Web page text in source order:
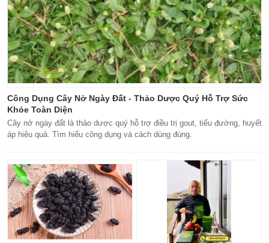
Công Dụng Cây Nở Ngày Đất - Thảo Dược Quý Hỗ Trợ Sức
Khỏe Toàn Diện
Cây nở ngày đất là thảo dược quý hỗ trợ điều trị gout, tiểu đường, huyết
áp hiệu quả. Tìm hiểu công dụng và cách dùng đúng.